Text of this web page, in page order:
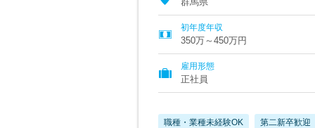
初年度年収
350万～450万円
雇用形態
正社員
職種・業種未経験OK 第二新卒歓迎